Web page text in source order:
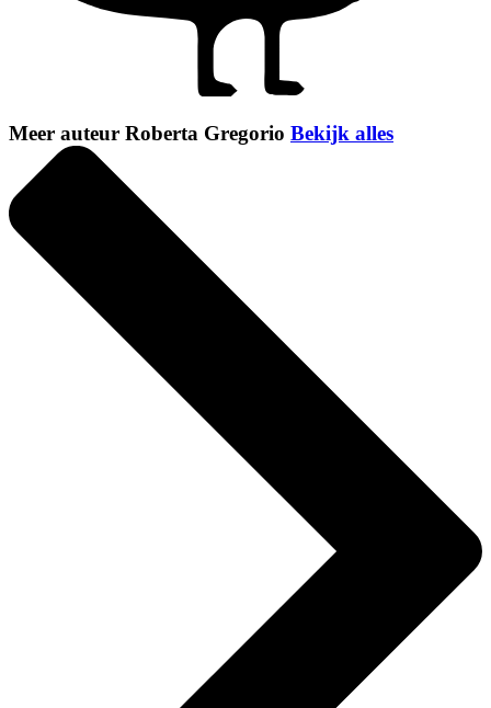
Meer auteur Roberta Gregorio Bekijk alles